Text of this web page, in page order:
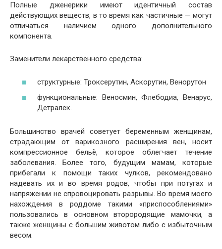
Полные дженерики имеют идентичный состав
действующих веществ, в то время как частичные — могут
отличаться наличием одного дополнительного
компонента.
Заменители лекарственного средства:
структурные: Троксерутин, Аскорутин, Венорутон
функциональные: Веносмин, Флебодиа, Венарус,
Детралек.
Большинство врачей советует беременным женщинам,
страдающим от варикозного расширения вен, носит
компрессионное бельё, которое облегчает течение
заболевания. Более того, будущим мамам, которые
прибегали к помощи таких чулков, рекомендовано
надевать их и во время родов, чтобы при потугах и
напряжении не спровоцировать разрывы. Во время моего
нахождения в роддоме такими «приспособлениями»
пользовались в основном второродящие мамочки, а
также женщины с большим животом либо с избыточным
весом.